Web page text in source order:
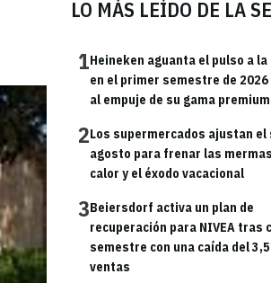
LO MÁS LEÍDO DE LA
1Heineken aguanta el pulso a
en el primer semestre de
al empuje de su gama premium
2Los supermercados ajustan el
agosto para frenar las
calor y el éxodo vacacional
3Beiersdorf activa un plan de
recuperación para NIVEA tras
semestre con una caída del
ventas